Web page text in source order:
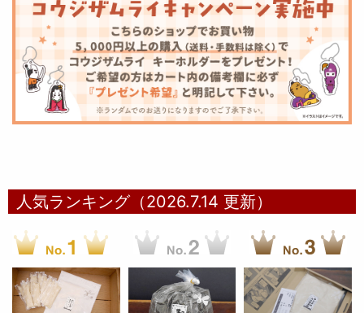
人気ランキング（2026.7.14 更新）